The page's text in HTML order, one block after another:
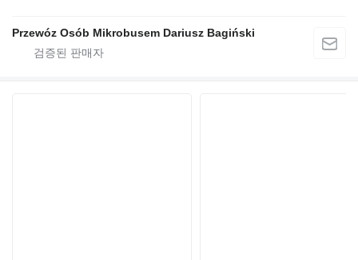
Przewóz Osób Mikrobusem Dariusz Bagiński